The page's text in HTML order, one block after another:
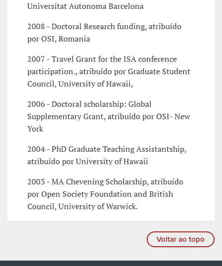
Universitat Autonoma Barcelona
2008 - Doctoral Research funding, atribuído
por OSI, Romania
2007 - Travel Grant for the ISA conference
participation., atribuído por Graduate Student
Council, University of Hawaii,
2006 - Doctoral scholarship: Global
Supplementary Grant, atribuído por OSI- New
York
2004 - PhD Graduate Teaching Assistantship,
atribuído por University of Hawaii
2003 - MA Chevening Scholarship, atribuído
por Open Society Foundation and British
Council, University of Warwick.
Voltar ao topo